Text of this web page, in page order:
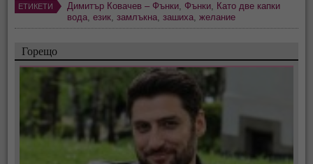
ЕТИКЕТИ Димитър Ковачев – Фънки, Фънки, Като две капки
вода,език,замлъкна,зашиха,желание
Горещо